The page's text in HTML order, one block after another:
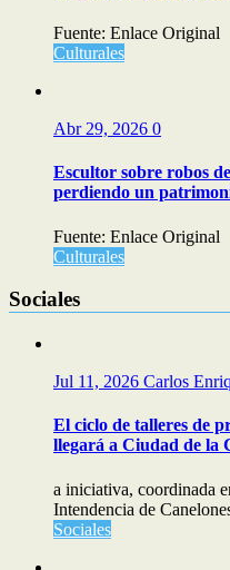
Fuente: Enlace Original
Culturales
Abr 29, 2026 0
Escultor sobre robos
perdiendo un
Fuente: Enlace Original
Culturales
Sociales
Jul 11, 2026 Carlos
El ciclo de talleres de
llegará a Ciudad de la
a iniciativa, coordinada
Intendencia de
Sociales